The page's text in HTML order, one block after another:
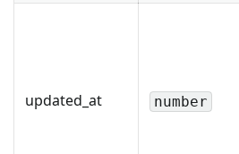
updated_at number